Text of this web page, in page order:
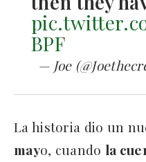
BPF
— Joe
La historia dio un
mayo, cuando la